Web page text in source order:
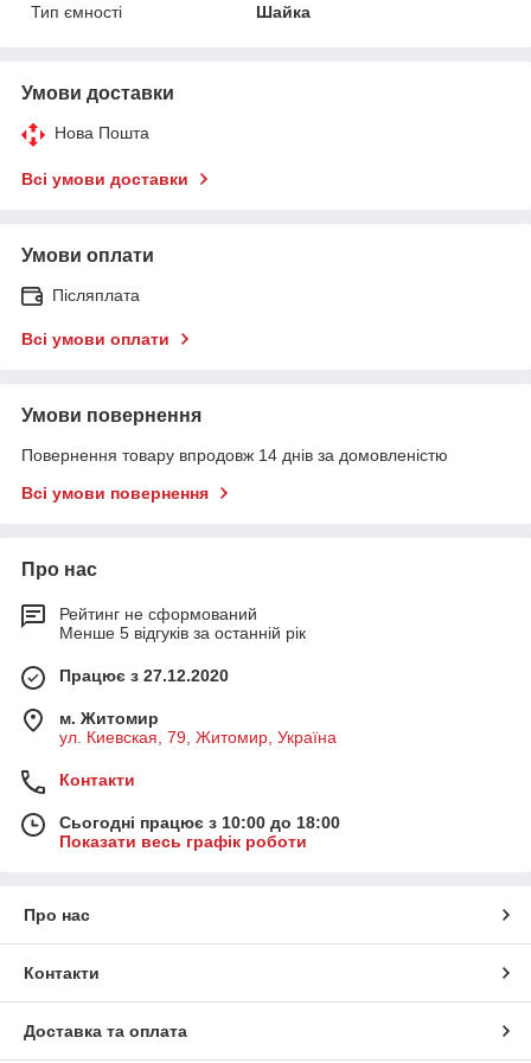
Тип ємності
Шайка
Умови доставки
Нова Пошта
Всі умови доставки
Умови оплати
Післяплата
Всі умови оплати
Умови повернення
Повернення товару впродовж 14 днів за домовленістю
Всі умови повернення
Про нас
Рейтинг не сформований
Менше 5 відгуків за останній рік
Працює з 27.12.2020
м. Житомир
ул. Киевская, 79, Житомир, Україна
Контакти
Сьогодні працює з 10:00 до 18:00
Показати весь графік роботи
Про нас
Контакти
Доставка та оплата